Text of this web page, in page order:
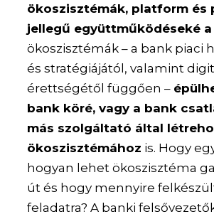
ökoszisztémák, platform és
jellegű együttműködéseké
ökoszisztémák – a bank piaci
és stratégiájától, valamint
érettségétől függően –
bank köré, vagy a bank
más szolgáltató által
ökoszisztémához is. Hogy
hogyan lehet ökoszisztéma
út és hogy mennyire
feladatra? A banki